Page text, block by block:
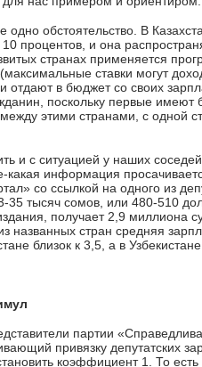
одно обстоятельство. В
процентов, и она
странах применяется
ставки могут
отдают в бюджет со своих
поскольку первые
этими странами, с одной
и с ситуацией у наших
какая информация
со ссылкой на одного из
35 тысяч сомов, или 480-510
получает 2,9 миллиона
названных стран средняя
близок к 3,5, а в
партии
привязку депутатских
коэффициент 1. То